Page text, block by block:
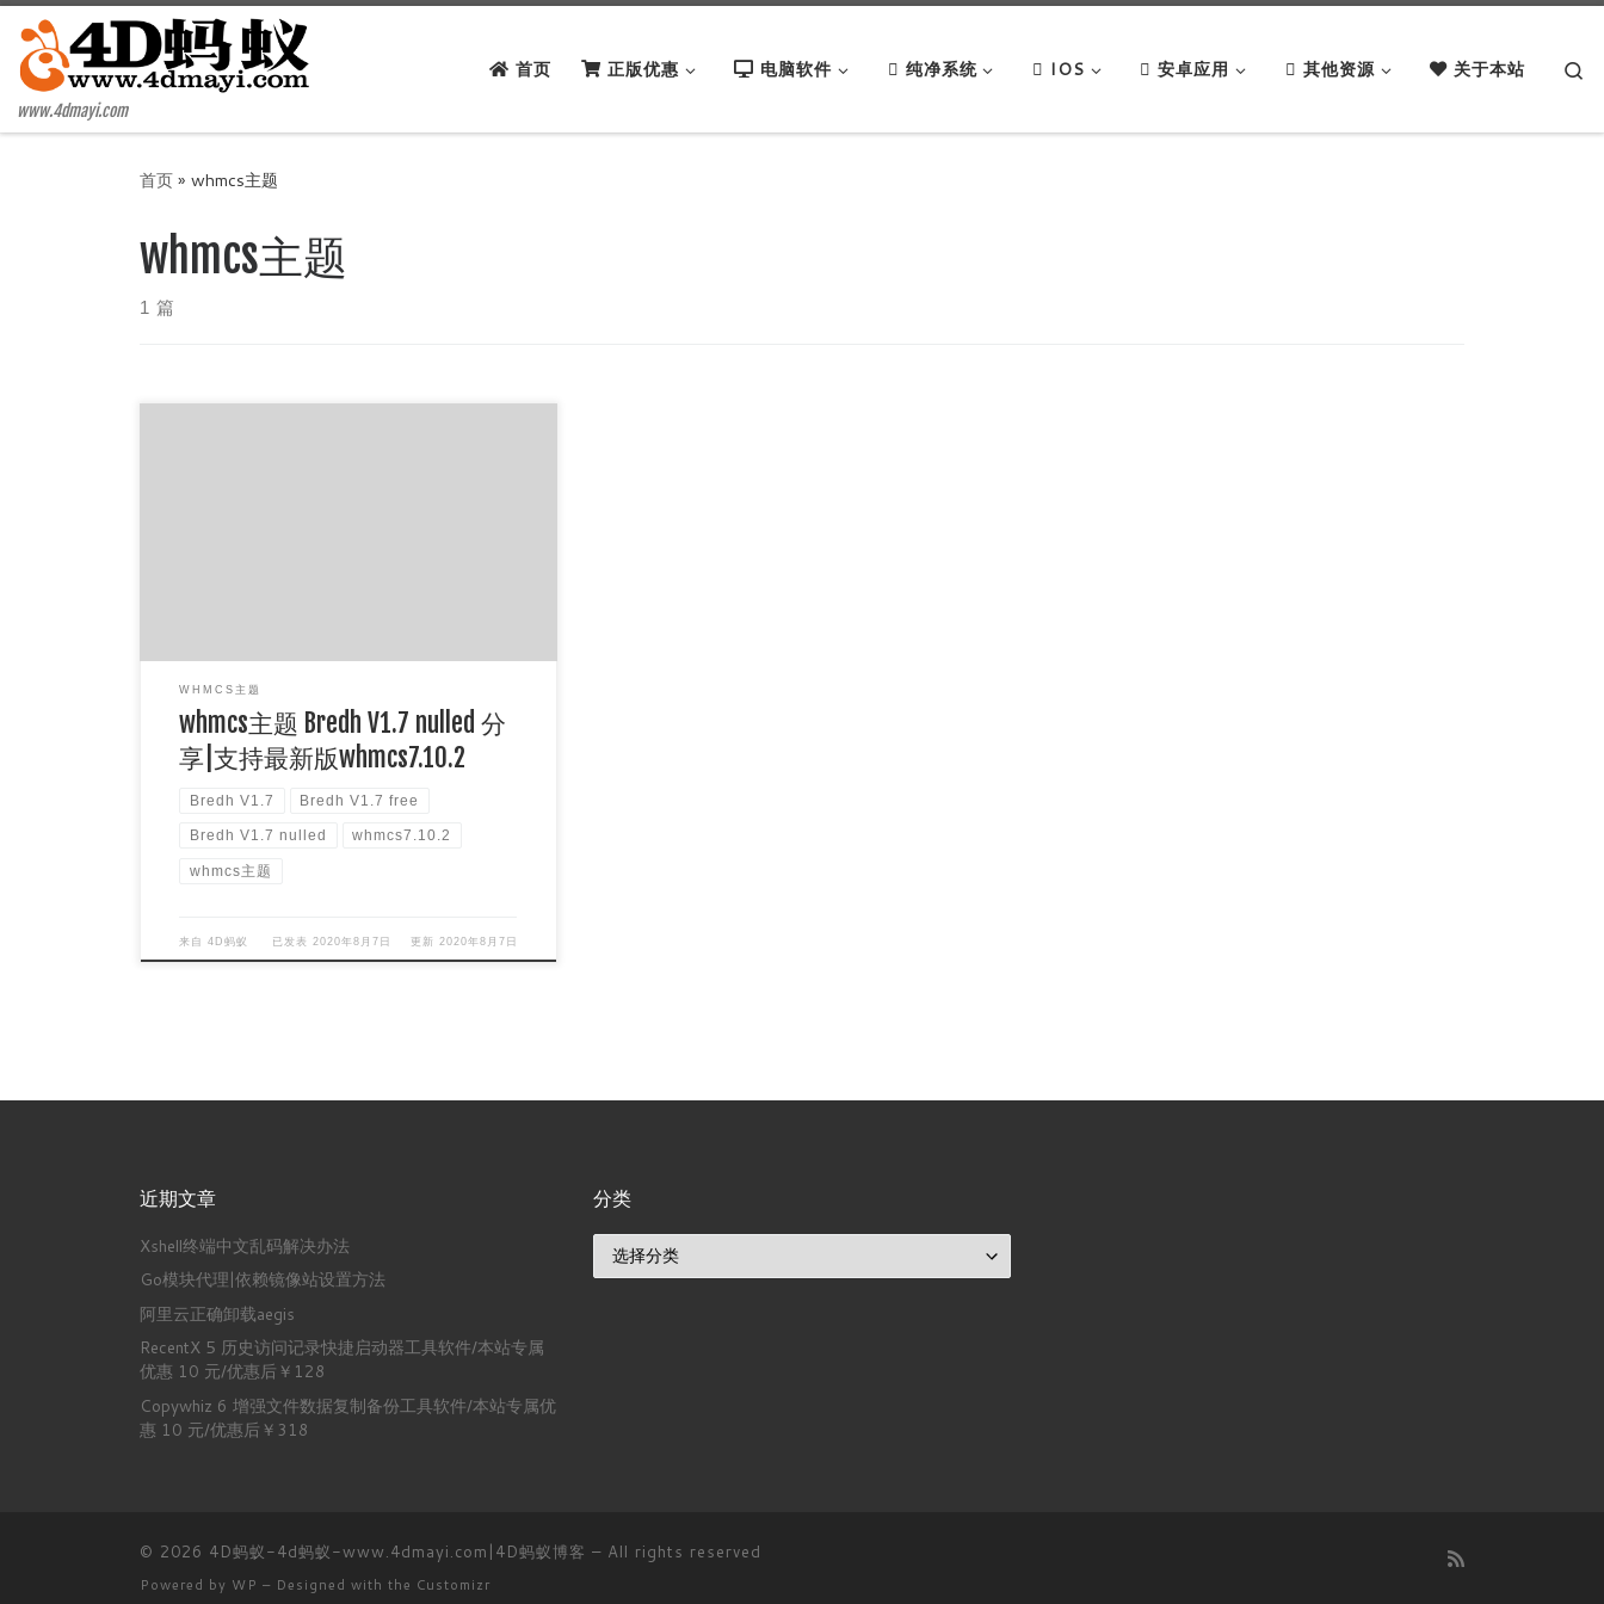
Skip to content
www.4dmayi.com
首页 正版优惠 电脑软件 纯净系统 IOS 安卓应用 其他资源 关于本站
首页» whmcs主题
whmcs主题
1 篇
WHMCS主题
whmcs主题 Bredh V1.7 nulled 分
享|支持最新版whmcs7.10.2
Bredh V1.7 Bredh V1.7 free
Bredh V1.7 nulled whmcs7.10.2
whmcs主题
来自4D蚂蚁 已发表 2020年8月7日 更新 2020年8月7日
近期文章
Xshell终端中文乱码解决办法
Go模块代理|依赖镜像站设置方法
阿里云正确卸载aegis
RecentX 5 历史访问记录快捷启动器工具软件/本站专属
优惠 10 元/优惠后￥128
Copywhiz 6 增强文件数据复制备份工具软件/本站专属优
惠 10 元/优惠后￥318
分类
© 2026 4D蚂蚁-4d蚂蚁-www.4dmayi.com|4D蚂蚁博客 – All rights reserved
Powered by WP – Designed with the Customizr